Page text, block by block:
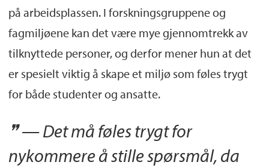
på arbeidsplassen. I forskningsgruppene og
fagmiljøene kan det være mye gjennomtrekk av
tilknyttede personer, og derfor mener hun at det
er spesielt viktig å skape et miljø som føles trygt
for både studenter og ansatte.
— Det må føles trygt for
nykommere å stille spørsmål, da